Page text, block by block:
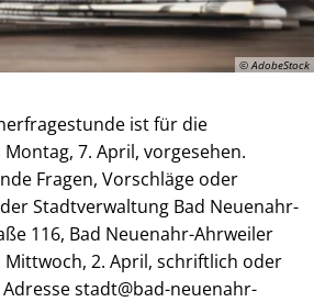
© AdobeStock
ist für die
7. April, vorgesehen.
Fragen, Vorschläge oder
Stadtverwaltung Bad Neuenahr-
116, Bad Neuenahr-Ahrweiler
Mittwoch, 2. April, schriftlich oder
stadt@bad-neuenahr-